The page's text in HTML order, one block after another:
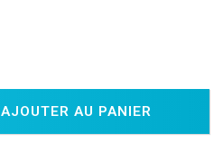
AJOUTER AU PANIER